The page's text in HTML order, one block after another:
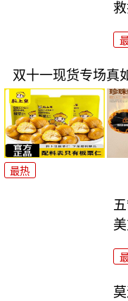
双十一现货专场真
最热